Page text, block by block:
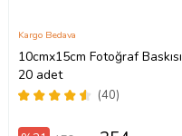
10cmx15cm Fotoğraf Baskısı
20 adet
(40)
Kargo Bedava